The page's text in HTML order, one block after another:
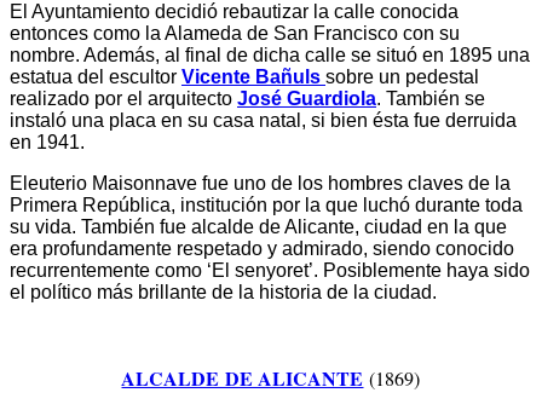
El Ayuntamiento decidió rebautizar la calle conocida
entonces como la Alameda de San Francisco con su
nombre. Además, al final de dicha calle se situó en 1895 una
estatua del escultor Vicente Bañuls sobre un pedestal
realizado por el arquitecto José Guardiola. También se
instaló una placa en su casa natal, si bien ésta fue derruida
en 1941.
Eleuterio Maisonnave fue uno de los hombres claves de la
Primera República, institución por la que luchó durante toda
su vida. También fue alcalde de Alicante, ciudad en la que
era profundamente respetado y admirado, siendo conocido
recurrentemente como ‘El senyoret’. Posiblemente haya sido
el político más brillante de la historia de la ciudad.
ALCALDE DE ALICANTE (1869)